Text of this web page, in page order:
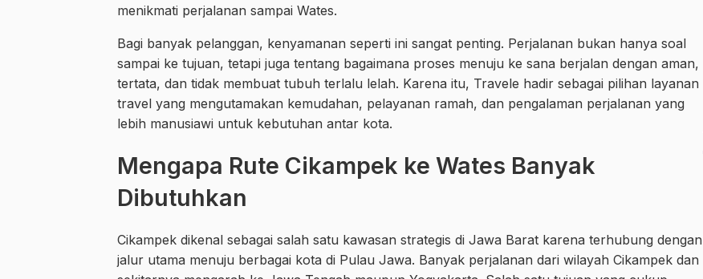
menikmati perjalanan sampai Wates.
Bagi banyak pelanggan, kenyamanan seperti ini sangat penting. Perjalanan bukan hanya soal
sampai ke tujuan, tetapi juga tentang bagaimana proses menuju ke sana berjalan dengan aman,
tertata, dan tidak membuat tubuh terlalu lelah. Karena itu, Travele hadir sebagai pilihan layanan
travel yang mengutamakan kemudahan, pelayanan ramah, dan pengalaman perjalanan yang
lebih manusiawi untuk kebutuhan antar kota.
Mengapa Rute Cikampek ke Wates Banyak
Dibutuhkan
Cikampek dikenal sebagai salah satu kawasan strategis di Jawa Barat karena terhubung dengan
jalur utama menuju berbagai kota di Pulau Jawa. Banyak perjalanan dari wilayah Cikampek dan